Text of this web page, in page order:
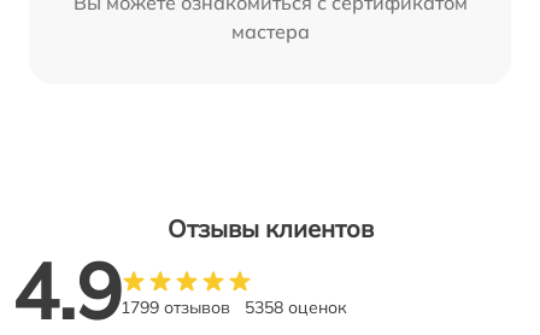
мастера
Отзывы клиентов
4.91799 отзывов 5358 оценок